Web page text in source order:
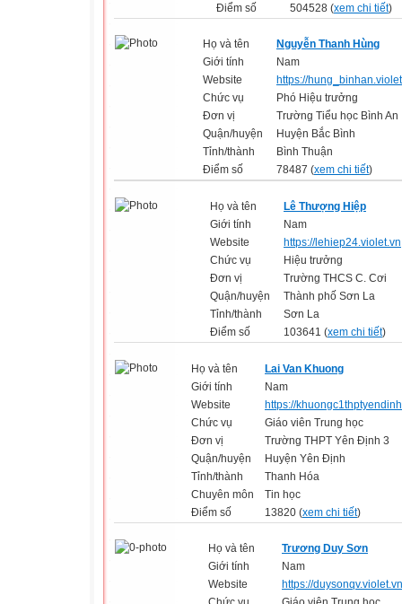
Điểm số
504528 (xem chi tiết)
Họ và tên
Nguyễn Thanh Hùng
Giới tính
Nam
Website
https://
Chức vụ
Phó Hiệu trưởng
Đơn vị
Trường Tiểu học Bình An
Quận/huyện
Huyện Bắc Bình
Tỉnh/thành
Bình Thuận
Điểm số
78487 (xem chi tiết)
Họ và tên
Lê Thượng Hiệp
Giới tính
Nam
Website
https://lehiep24.violet.vn
Chức vụ
Hiệu trưởng
Đơn vị
Trường THCS C. Cơi
Quận/huyện
Thành phố Sơn La
Tỉnh/thành
Sơn La
Điểm số
103641 (xem chi tiết)
Họ và tên
Lai Van Khuong
Giới tính
Nam
Website
https://
Chức vụ
Giáo viên Trung học
Đơn vị
Trường THPT Yên Định 3
Quận/huyện
Huyện Yên Định
Tỉnh/thành
Thanh Hóa
Chuyên môn
Tin học
Điểm số
13820 (xem chi tiết)
Họ và tên
Trương Duy Sơn
Giới tính
Nam
Website
https://duysonqv.violet.vn